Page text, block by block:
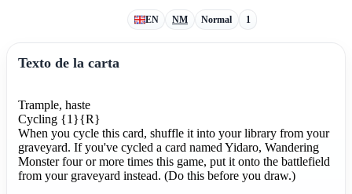
EN NM Normal 1
Texto de la carta
Trample, haste
Cycling {1}{R}
When you cycle this card, shuffle it into your library from your
graveyard. If you've cycled a card named Yidaro, Wandering
Monster four or more times this game, put it onto the battlefield
from your graveyard instead. (Do this before you draw.)